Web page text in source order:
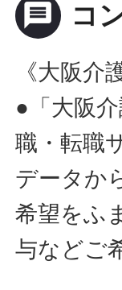
message コ
《大阪介
●「大阪
職・転職
データか
希望をふ
与などご